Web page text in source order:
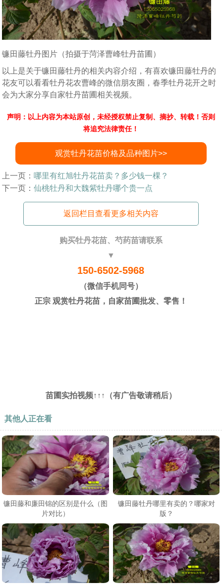
镰田藤牡丹图片（拍摄于菏泽曹峰牡丹苗圃）
以上是关于镰田藤牡丹的相关内容介绍，有喜欢镰田藤牡丹的
花友可以看看牡丹花农曹峰的微信朋友圈，春季牡丹花开之时
会为大家分享自家牡丹苗圃相关视频。
声明：以上内容为本站原创，未经授权禁止复制、摘抄、转载！否则
将追究法律责任！
观赏牡丹花苗价格及品种图片>>
上一页： 哪里有红旭牡丹花苗卖？多少钱一棵？
下一页：仙桃牡丹和大魏紫牡丹哪个贵一点
返回栏目查看更多相关内容
购买牡丹花苗、芍药苗请联系
▼
150-6502-5968
（微信手机同号）
正宗 观赏牡丹花苗，自家苗圃批发、零售！
苗圃实拍视频↑↑↑（有广告敬请稍后）
其他人正在看
镰田藤和廉田锦的区别是什么（图
片对比）
镰田藤牡丹哪里有卖的？哪家对
版？